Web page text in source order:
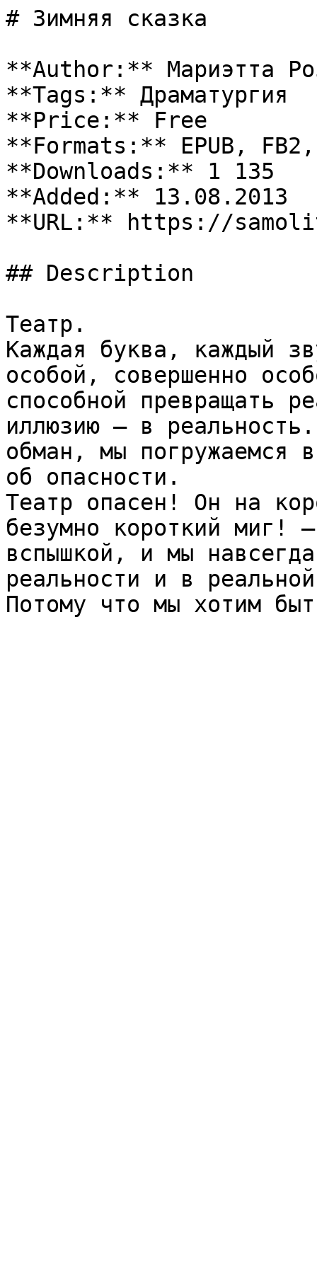
# Зимняя сказка
**Author:** Мариэтта
**Tags:** Драматургия
**Price:** Free
**Formats:** EPUB, FB2,
**Downloads:** 1 135
**Added:** 13.08.2013
**URL:** https://
## Description
Театр.
Каждая буква, каждый
особой, совершенно
способной превращать
иллюзию – в
обман, мы погружаемся
об опасности.
Театр опасен! Он на
безумно короткий миг!
вспышкой, и мы
реальности и в
Потому что мы хотим